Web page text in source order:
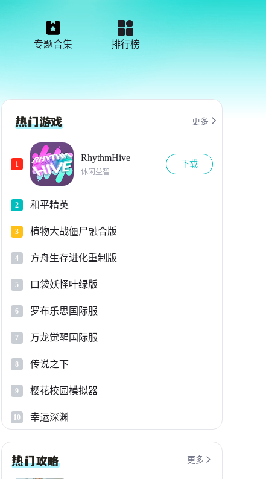
专题合集 排行榜
更多 
1
RhythmHive
休闲益智
下载
2 和平精英
3 植物大战僵尸融合版
4 方舟生存进化重制版
5 口袋妖怪叶绿版
6 罗布乐思国际服
7 万龙觉醒国际服
8 传说之下
9 樱花校园模拟器
10 幸运深渊
更多 